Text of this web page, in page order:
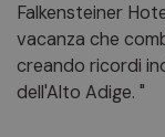
Falkensteiner
vacanza che
creando ricordi
dell'Alto Adige. "